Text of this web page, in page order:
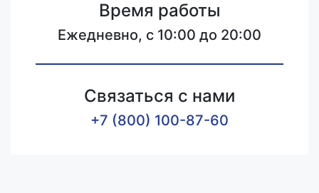
Время работы
Ежедневно, с 10:00 до 20:00
Связаться с нами
+7 (800) 100-87-60